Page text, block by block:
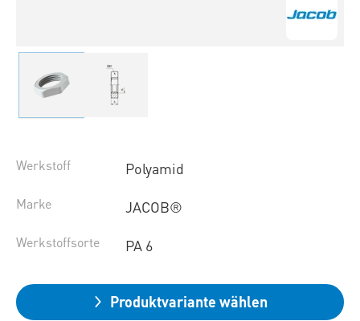
Werkstoff Polyamid
Marke JACOB®
Werkstoffsorte PA 6
Produktvariante wählen